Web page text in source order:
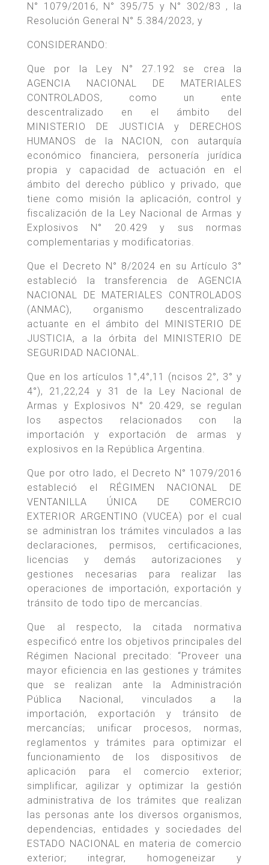
N° 1079/2016, N° 395/75 y N° 302/83 , la
Resolución General N° 5.384/2023, y
CONSIDERANDO:
Que por la Ley N° 27.192 se crea la
AGENCIA NACIONAL DE MATERIALES
CONTROLADOS, como un ente
descentralizado en el ámbito del
MINISTERIO DE JUSTICIA y DERECHOS
HUMANOS de la NACION, con autarquía
económico financiera, personería jurídica
propia y capacidad de actuación en el
ámbito del derecho público y privado, que
tiene como misión la aplicación, control y
fiscalización de la Ley Nacional de Armas y
Explosivos N° 20.429 y sus normas
complementarias y modificatorias.
Que el Decreto N° 8/2024 en su Artículo 3°
estableció la transferencia de AGENCIA
NACIONAL DE MATERIALES CONTROLADOS
(ANMAC), organismo descentralizado
actuante en el ámbito del MINISTERIO DE
JUSTICIA, a la órbita del MINISTERIO DE
SEGURIDAD NACIONAL.
Que en los artículos 1°,4°,11 (ncisos 2°, 3° y
4°), 21,22,24 y 31 de la Ley Nacional de
Armas y Explosivos N° 20.429, se regulan
los aspectos relacionados con la
importación y exportación de armas y
explosivos en la República Argentina.
Que por otro lado, el Decreto N° 1079/2016
estableció el RÉGIMEN NACIONAL DE
VENTANILLA ÚNICA DE COMERCIO
EXTERIOR ARGENTINO (VUCEA) por el cual
se administran los trámites vinculados a las
declaraciones, permisos, certificaciones,
licencias y demás autorizaciones y
gestiones necesarias para realizar las
operaciones de importación, exportación y
tránsito de todo tipo de mercancías.
Que al respecto, la citada normativa
especificó entre los objetivos principales del
Régimen Nacional precitado: “Proveer una
mayor eficiencia en las gestiones y trámites
que se realizan ante la Administración
Pública Nacional, vinculados a la
importación, exportación y tránsito de
mercancías; unificar procesos, normas,
reglamentos y trámites para optimizar el
funcionamiento de los dispositivos de
aplicación para el comercio exterior;
simplificar, agilizar y optimizar la gestión
administrativa de los trámites que realizan
las personas ante los diversos organismos,
dependencias, entidades y sociedades del
ESTADO NACIONAL en materia de comercio
exterior; integrar, homogeneizar y